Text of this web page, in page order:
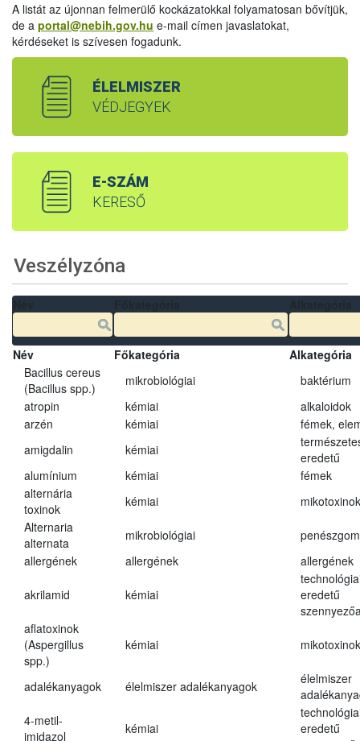
A listát az újonnan felmerülő kockázatokkal folyamatosan bővítjük,
de a portal@nebih.gov.hu e-mail címen javaslatokat,
kérdéseket is szívesen fogadunk.
ÉLELMISZER
VÉDJEGYEK
E-SZÁM
KERESŐ
Veszélyzóna
Név Főkategória
Alkategória
Bacillus cereus
(Bacillus spp.)
mikrobiológiai
baktérium
atropin
kémiai
alkaloidok
arzén
kémiai
fémek,
amigdalin
kémiai
eredetű
alumínium
kémiai
fémek
alternária
toxinok
kémiai
mikotoxinok
Alternaria
alternata
mikrobiológiai
allergének
allergének allergének
akrilamid kémiai
eredetű
aflatoxinok
(Aspergillus
spp.)
kémiai mikotoxinok
adalékanyagok élelmiszer adalékanyagok
élelmiszer
4-metil-
imidazol
kémiai
eredetű